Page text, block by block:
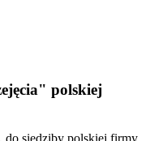
polskiej